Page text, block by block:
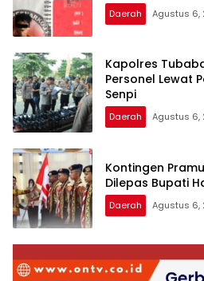
Daerah Agustus 6,
Kapolres
Personel Lewat
Senpi
Daerah Agustus 6,
Kontingen
Dilepas Bupati
Daerah Agustus 6,